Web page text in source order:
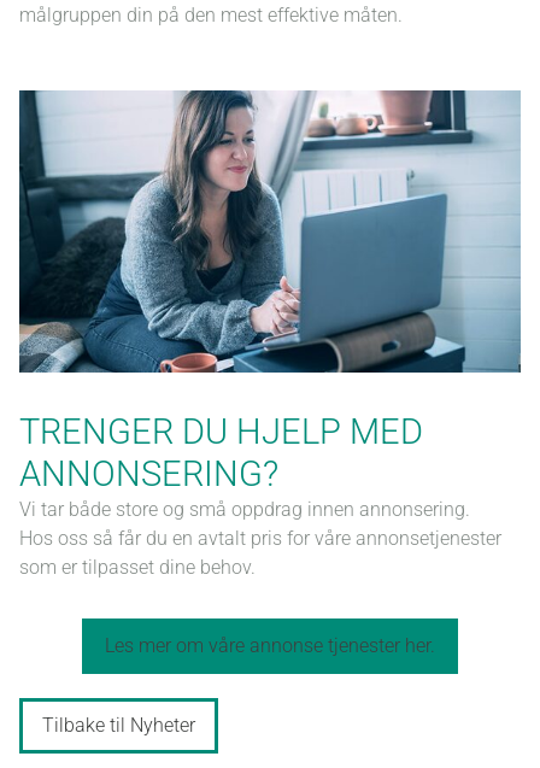
målgruppen din på den mest effektive måten.
TRENGER DU HJELP MED
ANNONSERING?
Vi tar både store og små oppdrag innen annonsering.
Hos oss så får du en avtalt pris for våre annonsetjenester
som er tilpasset dine behov.
Les mer om våre annonse tjenester her.
Tilbake til Nyheter